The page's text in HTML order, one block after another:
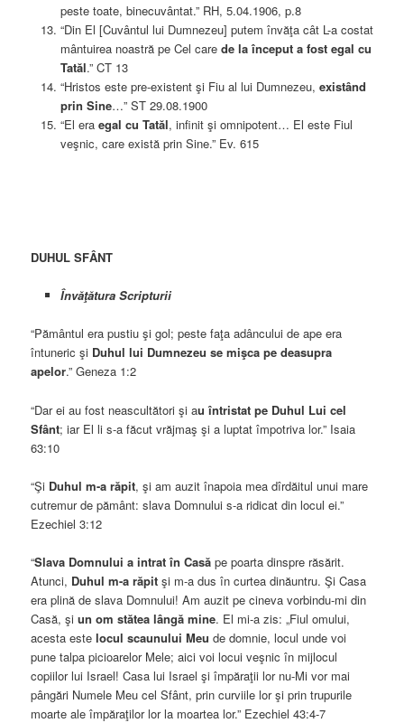
peste toate, binecuvântat.” RH, 5.04.1906, p.8
“Din El [Cuvântul lui Dumnezeu] putem învăţa cât L-a costat
mântuirea noastră pe Cel care de la început a fost egal cu
Tatăl.” CT 13
“Hristos este pre-existent şi Fiu al lui Dumnezeu, existând
prin Sine…” ST 29.08.1900
“El era egal cu Tatăl, infinit şi omnipotent… El este Fiul
veşnic, care există prin Sine.” Ev. 615
DUHUL SFÂNT
Învăţătura Scripturii
“Pământul era pustiu şi gol; peste faţa adâncului de ape era
întuneric şi Duhul lui Dumnezeu se mişca pe deasupra
apelor.” Geneza 1:2
“Dar ei au fost neascultători şi au întristat pe Duhul Lui cel
Sfânt; iar El li s-a făcut vrăjmaş şi a luptat împotriva lor.” Isaia
63:10
“Şi Duhul m-a răpit, şi am auzit înapoia mea dîrdăitul unui mare
cutremur de pământ: slava Domnului s-a ridicat din locul ei.”
Ezechiel 3:12
“Slava Domnului a intrat în Casă pe poarta dinspre răsărit.
Atunci, Duhul m-a răpit şi m-a dus în curtea dinăuntru. Şi Casa
era plină de slava Domnului! Am auzit pe cineva vorbindu-mi din
Casă, şiun om stătea lângă mine. El mi-a zis: „Fiul omului,
acesta estelocul scaunului Meu de domnie, locul unde voi
pune talpa picioarelor Mele; aici voi locui veşnic în mijlocul
copiilor lui Israel! Casa lui Israel şi împăraţii lor nu-Mi vor mai
pângări Numele Meu cel Sfânt, prin curviile lor şi prin trupurile
moarte ale împăraţilor lor la moartea lor.” Ezechiel 43:4-7